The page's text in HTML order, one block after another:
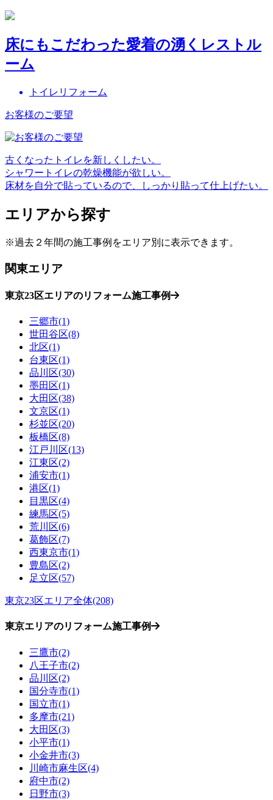
床にもこだわった愛着の湧くレストル
ーム
トイレリフォーム
お客様のご要望
古くなったトイレを新しくしたい。
シャワートイレの乾燥機能が欲しい。
床材を自分で貼っているので、しっかり貼って仕上げたい。
エリアから探す
※過去２年間の施工事例をエリア別に表示できます。
関東エリア
東京23区エリアのリフォーム施工事例
三郷市(1)
世田谷区(8)
北区(1)
台東区(1)
品川区(30)
墨田区(1)
大田区(38)
文京区(1)
杉並区(20)
板橋区(8)
江戸川区(13)
江東区(2)
浦安市(1)
港区(1)
目黒区(4)
練馬区(5)
荒川区(6)
葛飾区(7)
西東京市(1)
豊島区(2)
足立区(57)
東京23区エリア全体(208)
東京エリアのリフォーム施工事例
三鷹市(2)
八王子市(2)
品川区(2)
国分寺市(1)
国立市(1)
多摩市(21)
大田区(3)
小平市(1)
小金井市(3)
川崎市麻生区(4)
府中市(2)
日野市(3)